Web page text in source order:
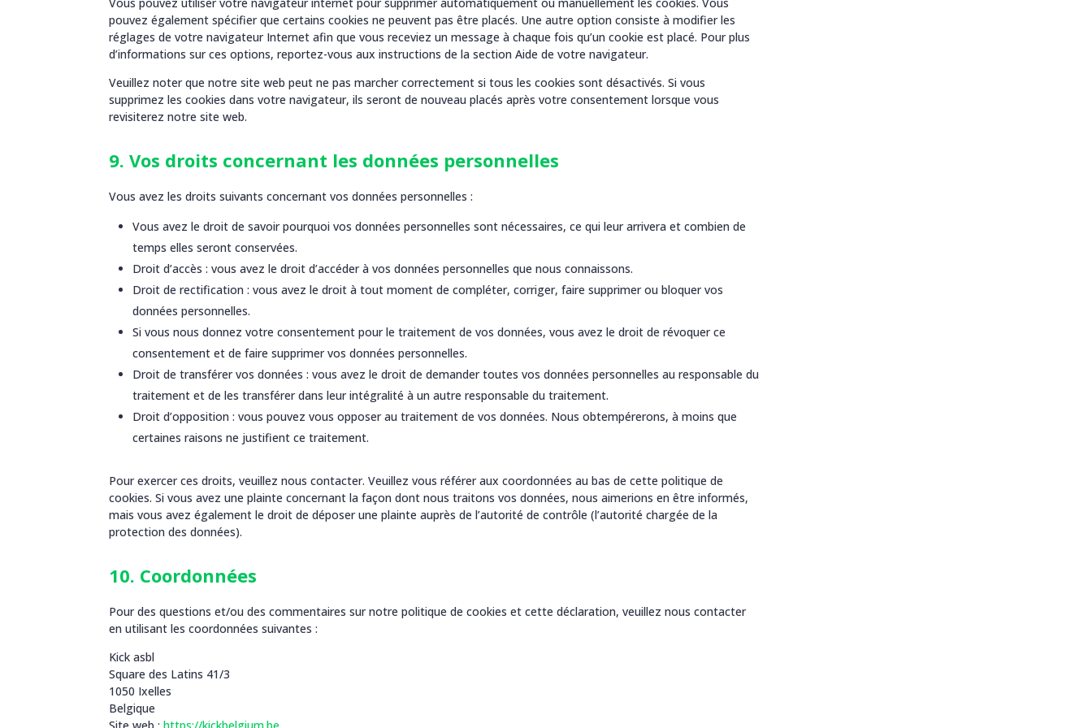
pouvez également spécifier que certains cookies ne peuvent pas être placés. Une autre option consiste à modifier les
réglages de votre navigateur Internet afin que vous receviez un message à chaque fois qu’un cookie est placé. Pour plus
d’informations sur ces options, reportez-vous aux instructions de la section Aide de votre navigateur.
Veuillez noter que notre site web peut ne pas marcher correctement si tous les cookies sont désactivés. Si vous
supprimez les cookies dans votre navigateur, ils seront de nouveau placés après votre consentement lorsque vous
revisiterez notre site web.
9. Vos droits concernant les données personnelles
Vous avez les droits suivants concernant vos données personnelles :
Vous avez le droit de savoir pourquoi vos données personnelles sont nécessaires, ce qui leur arrivera et combien de
temps elles seront conservées.
Droit d’accès : vous avez le droit d’accéder à vos données personnelles que nous connaissons.
Droit de rectification : vous avez le droit à tout moment de compléter, corriger, faire supprimer ou bloquer vos
données personnelles.
Si vous nous donnez votre consentement pour le traitement de vos données, vous avez le droit de révoquer ce
consentement et de faire supprimer vos données personnelles.
Droit de transférer vos données : vous avez le droit de demander toutes vos données personnelles au responsable du
traitement et de les transférer dans leur intégralité à un autre responsable du traitement.
Droit d’opposition : vous pouvez vous opposer au traitement de vos données. Nous obtempérerons, à moins que
certaines raisons ne justifient ce traitement.
Pour exercer ces droits, veuillez nous contacter. Veuillez vous référer aux coordonnées au bas de cette politique de
cookies. Si vous avez une plainte concernant la façon dont nous traitons vos données, nous aimerions en être informés,
mais vous avez également le droit de déposer une plainte auprès de l’autorité de contrôle (l’autorité chargée de la
protection des données).
10. Coordonnées
Pour des questions et/ou des commentaires sur notre politique de cookies et cette déclaration, veuillez nous contacter
en utilisant les coordonnées suivantes :
Kick asbl
Square des Latins 41/3
1050 Ixelles
Belgique
Site web :https://kickbelgium.be